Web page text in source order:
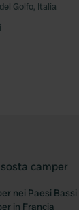
Golfo, Italia
camper
nei Paesi Bassi
in Francia